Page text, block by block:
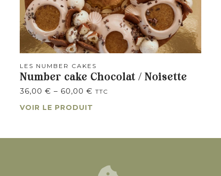
LES NUMBER CAKES
Number cake Chocolat / Noisette
36,00 € – 60,00 € TTC
VOIR LE PRODUIT